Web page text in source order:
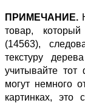
ПРИМЕЧАНИЕ.
товар,
(14563),
текстуру
учитывайте тот
могут немного
картинках, это